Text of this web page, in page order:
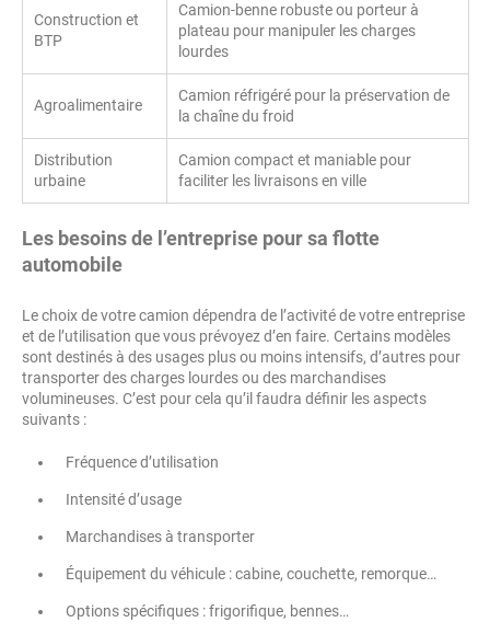
Construction et
BTP
Camion-benne robuste ou porteur à
plateau pour manipuler les charges
lourdes
Agroalimentaire
Camion réfrigéré pour la préservation de
la chaîne du froid
Distribution
urbaine
Camion compact et maniable pour
faciliter les livraisons en ville
Les besoins de l’entreprise pour sa flotte
automobile
Le choix de votre camion dépendra de l’activité de votre entreprise
et de l’utilisation que vous prévoyez d’en faire. Certains modèles
sont destinés à des usages plus ou moins intensifs, d’autres pour
transporter des charges lourdes ou des marchandises
volumineuses. C’est pour cela qu’il faudra définir les aspects
suivants :
Fréquence d’utilisation
Intensité d’usage
Marchandises à transporter
Équipement du véhicule : cabine, couchette, remorque…
Options spécifiques : frigorifique, bennes…